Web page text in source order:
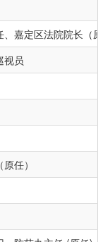
嘉定区法院院长（
视员
任）